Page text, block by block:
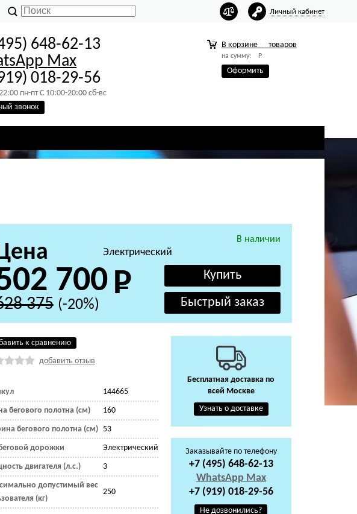
Личный кабинет
648-62-13
Max
018-29-56
пн-пт C 10:00-20:00 сб-вс
звонок
В корзине товаров
на сумму: Р
Оформить
В наличии
Электрический
700
375 (-20%)
к сравнению
добавить отзыв
144665
бегового полотна (см) 160
бегового полотна (см) 53
дорожки Электрический
двигателя (л.с.) 3
допустимый вес
(кг)
250
Бесплатная доставка по
всей Москве
Узнать о доставке
Заказывайте по телефону
+7 (495) 648-62-13
WhatsApp Max
+7 (919) 018-29-56
Не дозвонились?